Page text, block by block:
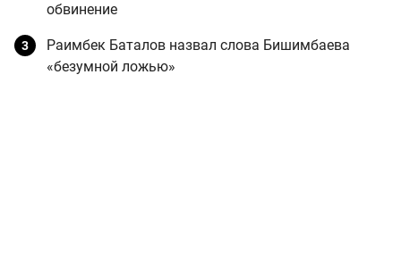
обвинение
Раимбек Баталов назвал слова Бишимбаева
«безумной ложью»